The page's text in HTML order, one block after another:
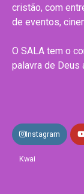
cristão, com
de eventos,
O SALA tem o
palavra de Deus
Instagram
Kwai